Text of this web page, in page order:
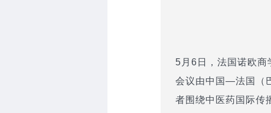
5月6日，法国诺欧商
会议由中国—法国（
者围绕中医药国际传